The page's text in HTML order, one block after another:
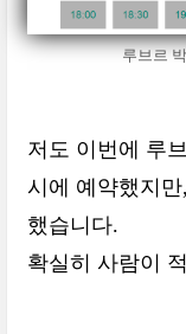
루브르
저도 이번에 루
시에 예약했지
했습니다.
확실히 사람이